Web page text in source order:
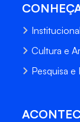
Institucional
Cultura e
Pesquisa e